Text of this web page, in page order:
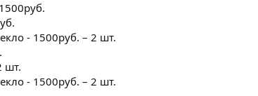
- 1500руб. – 2 шт.
шт.
- 1500руб. – 2 шт.